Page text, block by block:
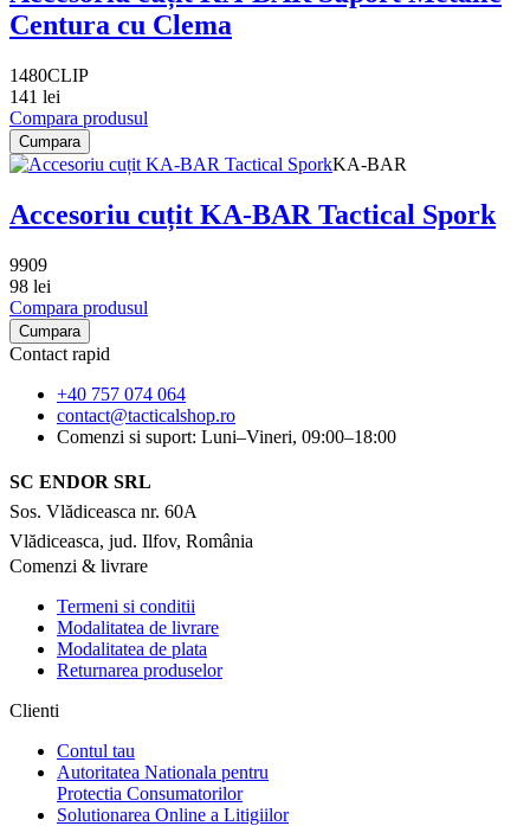
Centura cu Clema
1480CLIP
141 lei
Compara produsul
Cumpara
KA-BAR
Accesoriu cuțit KA-BAR Tactical Spork
9909
98 lei
Compara produsul
Cumpara
Contact rapid
+40 757 074 064
contact@tacticalshop.ro
Comenzi si suport: Luni–Vineri, 09:00–18:00
SC ENDOR SRL
Sos. Vlădiceasca nr. 60A
Vlădiceasca, jud. Ilfov, România
Comenzi & livrare
Termeni si conditii
Modalitatea de livrare
Modalitatea de plata
Returnarea produselor
Clienti
Contul tau
Autoritatea Nationala pentru
Protectia Consumatorilor
Solutionarea Online a Litigiilor